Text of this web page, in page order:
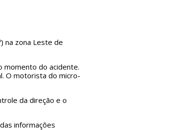
na zona Leste de
momento do acidente.
O motorista do micro-
da direção e o
informações